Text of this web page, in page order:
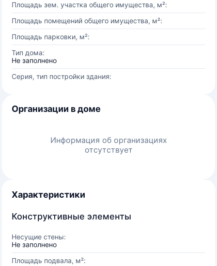
Площадь зем. участка общего имущества, м²:
Площадь помещений общего имущества, м²:
Площадь парковки, м²:
Тип дома:
Не заполнено
Серия, тип постройки здания:
Организации в доме
Информация об организациях
отсутствует
Характеристики
Конструктивные элементы
Несущие стены:
Не заполнено
Площадь подвала, м²: